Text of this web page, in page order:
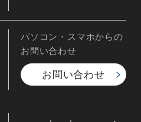
パソコン・スマホからの
お問い合わせ
お問い合わせ